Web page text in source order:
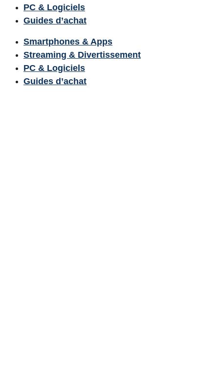
PC & Logiciels
Guides d’achat
Smartphones & Apps
Streaming & Divertissement
PC & Logiciels
Guides d’achat